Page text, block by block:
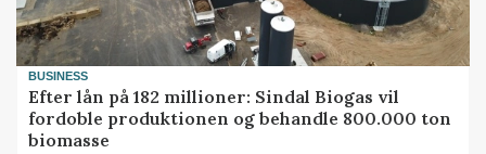
BUSINESS
Efter lån på 182 millioner: Sindal Biogas vil
fordoble produktionen og behandle 800.000 ton
biomasse